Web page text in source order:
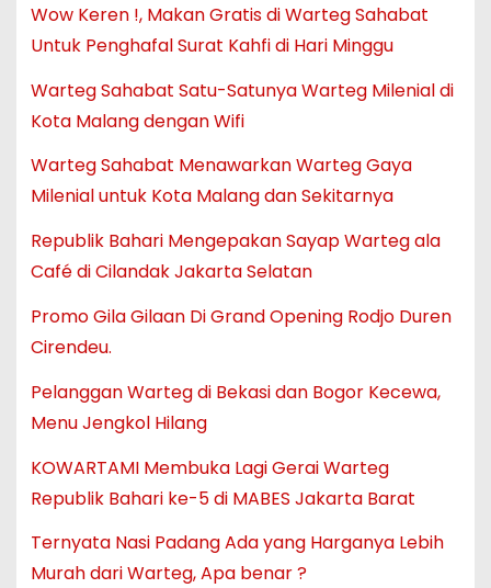
Wow Keren !, Makan Gratis di Warteg Sahabat
Untuk Penghafal Surat Kahfi di Hari Minggu
Warteg Sahabat Satu-Satunya Warteg Milenial di
Kota Malang dengan Wifi
Warteg Sahabat Menawarkan Warteg Gaya
Milenial untuk Kota Malang dan Sekitarnya
Republik Bahari Mengepakan Sayap Warteg ala
Café di Cilandak Jakarta Selatan
Promo Gila Gilaan Di Grand Opening Rodjo Duren
Cirendeu.
Pelanggan Warteg di Bekasi dan Bogor Kecewa,
Menu Jengkol Hilang
KOWARTAMI Membuka Lagi Gerai Warteg
Republik Bahari ke-5 di MABES Jakarta Barat
Ternyata Nasi Padang Ada yang Harganya Lebih
Murah dari Warteg, Apa benar ?